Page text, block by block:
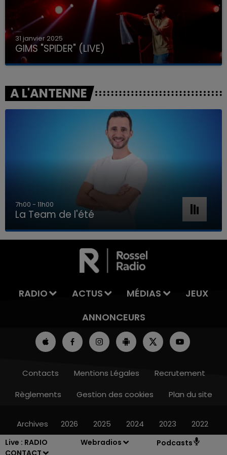
Live : RADIO
CONTACT
Webradios Podcasts
LA TEAM DE L'ÉTÉ
31 janvier 2025
GIMS "SPIDER" (LIVE)
A L'ANTENNE
7h00 - 11h00
La Team de l'été
RADIO ACTUS MÉDIAS
JEUX
ANNONCEURS
Contacts Mentions Légales
Recrutement
Règlements
Gestion des cookies Plan du site
Archives 2026 2025 2024 2023 2022